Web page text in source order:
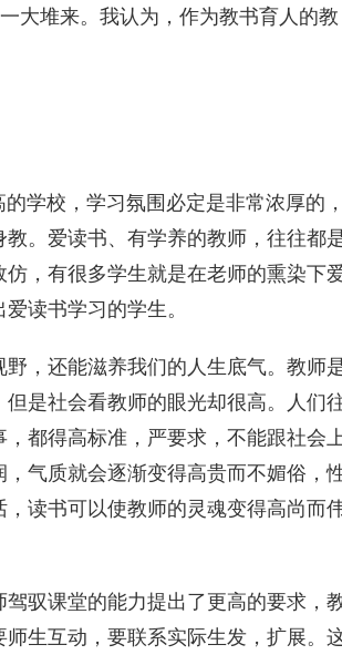
大堆来。我认为，作为教书育人的教
校，学习氛围必定是非常浓厚的，
。爱读书、有学养的教师，往往都
，有很多学生就是在老师的熏染下
读书学习的学生。
，还能滋养我们的人生底气。教师
是社会看教师的眼光却很高。人们
都得高标准，严要求，不能跟社会
气质就会逐渐变得高贵而不媚俗，
读书可以使教师的灵魂变得高尚而
驭课堂的能力提出了更高的要求，
生互动，要联系实际生发，扩展。